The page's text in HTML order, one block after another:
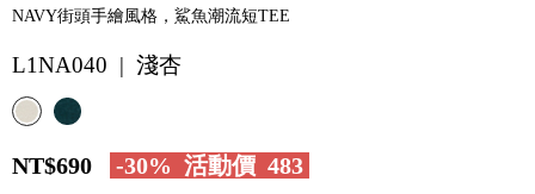
NAVY街頭手繪風格，鯊魚潮流短TEE
L1NA040 | 淺杏
NT$690 -30% 活動價 483